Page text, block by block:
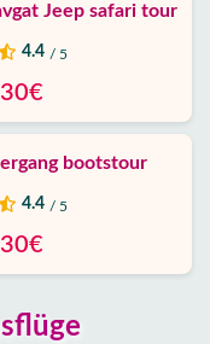
Jeep safari tour
4.4 / 5
30€
bootstour
4.4 / 5
30€